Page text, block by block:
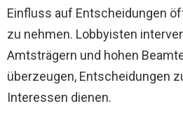
Einfluss auf Entscheidungen
zu nehmen. Lobbyisten
Amtsträgern und hohen
überzeugen, Entscheidungen
Interessen dienen.